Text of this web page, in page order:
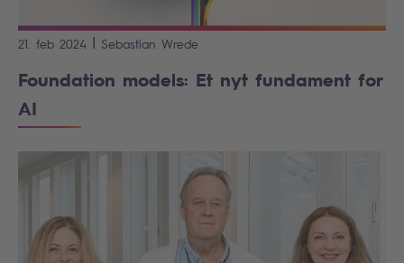
21. feb 2024 | Sebastian Wrede
Foundation models: Et nyt fundament for
AI